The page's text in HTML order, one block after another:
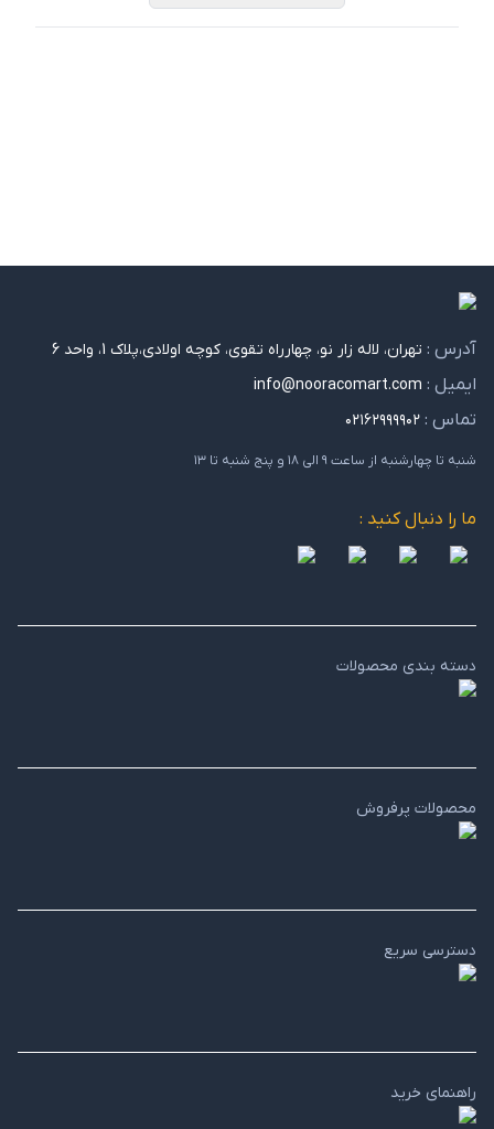
آدرس : تهران، لاله زار نو، چهارراه تقوی، کوچه اولادی،پلاک 1، واحد 6
ایمیل : info@nooracomart.com
تماس : ۰۲۱۶۲۹۹۹۹۰۲
شنبه تا چهارشنبه از ساعت ۹ الی ۱۸ و پنج شنبه تا ۱۳
ما را دنبال کنید :
دسته بندی محصولات
محصولات پرفروش
دسترسی سریع
راهنمای خرید